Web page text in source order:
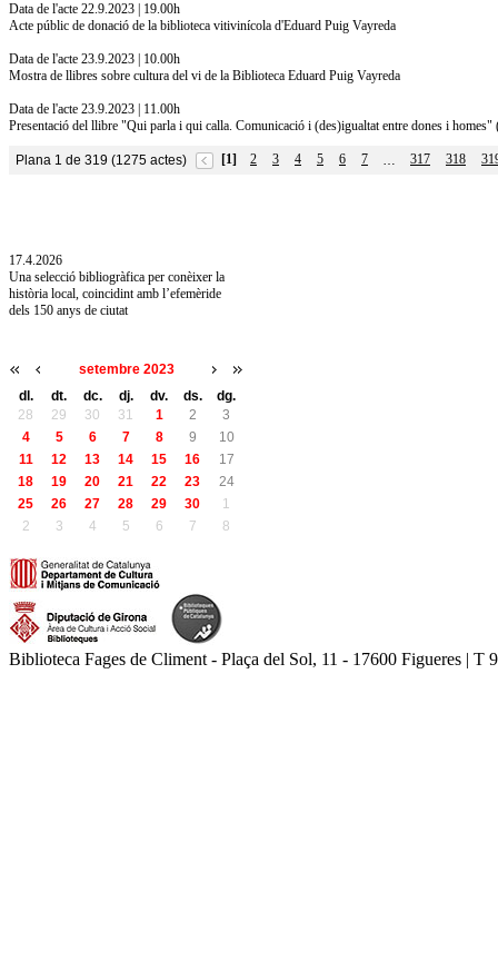
Data de l'acte 22.9.2023 | 19.00h
Acte públic de donació de la biblioteca vitivinícola d'Eduard Puig Vayreda
Data de l'acte 23.9.2023 | 10.00h
Mostra de llibres sobre cultura del vi de la Biblioteca Eduard Puig Vayreda
Data de l'acte 23.9.2023 | 11.00h
Presentació del llibre "Qui parla i qui calla. Comunicació i (des)igualtat entre dones i
Plana 1 de 319 (1275 actes) [1] 2 3 4 5 6 7 … 317 318
17.4.2026
Una selecció bibliogràfica per conèixer la
història local, coincidint amb l’efemèride
dels 150 anys de ciutat
setembre 2023
dl.
dt. dc. dj. dv. ds.
dg.
28
29 30 31 1 2
3
4
5 6 7 8 9
10
11
12 13 14 15 16
17
18
19 20 21 22 23
24
25
26 27 28 29 30
1
2
3 4 5 6 7 8
Biblioteca Fages de Climent - Plaça del Sol, 11 - 17600 Figueres |